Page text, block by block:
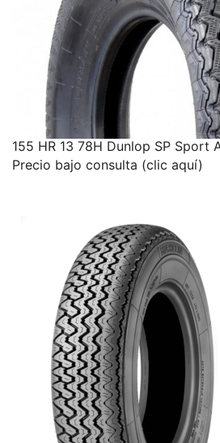
155 HR 13 78H Dunlop SP Sport
Precio bajo consulta (clic aquí)